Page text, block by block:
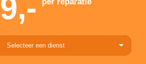
Selecteer een dienst